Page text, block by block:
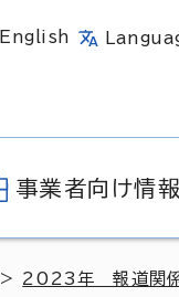
English
事業者向け情報
> 2023年 報道関